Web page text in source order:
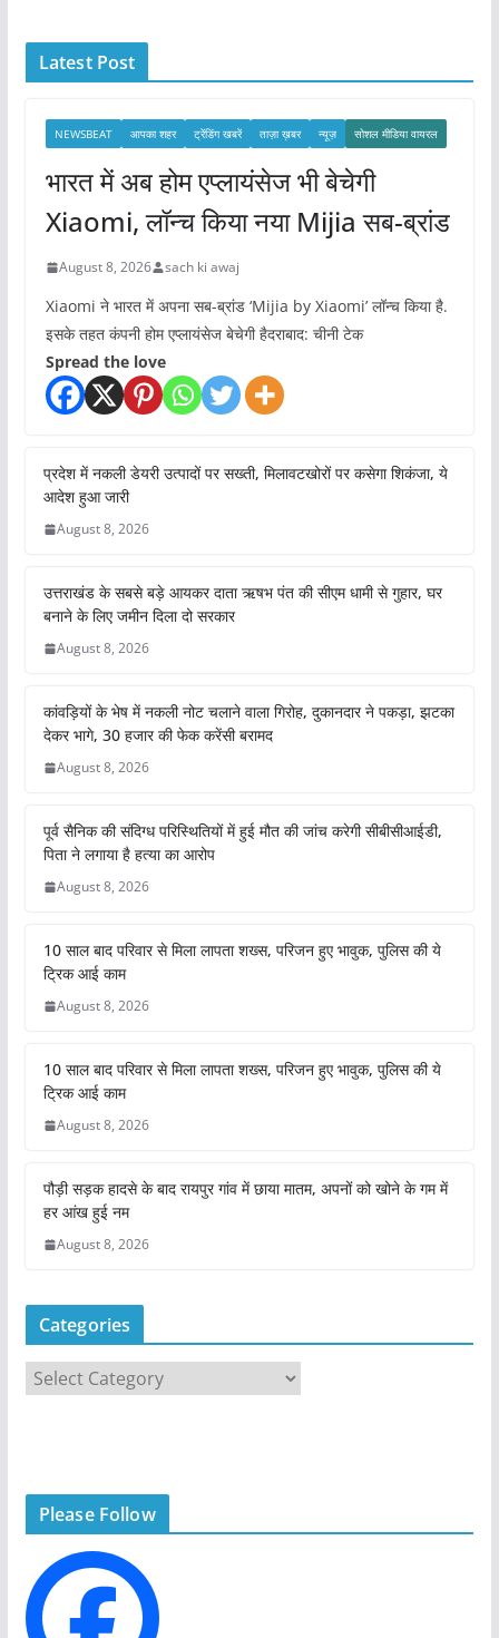
Latest Post
NEWSBEAT आपका शहर ट्रेंडिंग खबरें ताज़ा ख़बर न्यूज़ सोशल मीडिया वायरल
भारत में अब होम एप्लायंसेज भी बेचेगी
Xiaomi, लॉन्च किया नया Mijia सब-ब्रांड
August 8, 2026 sach ki awaj
Xiaomi ने भारत में अपना सब-ब्रांड ‘Mijia by Xiaomi’ लॉन्च किया है.
इसके तहत कंपनी होम एप्लायंसेज बेचेगी हैदराबाद: चीनी टेक
Spread the love
प्रदेश में नकली डेयरी उत्पादों पर सख्ती, मिलावटखोरों पर कसेगा शिकंजा, ये
आदेश हुआ जारी
August 8, 2026
उत्तराखंड के सबसे बड़े आयकर दाता ऋषभ पंत की सीएम धामी से गुहार, घर
बनाने के लिए जमीन दिला दो सरकार
August 8, 2026
कांवड़ियों के भेष में नकली नोट चलाने वाला गिरोह, दुकानदार ने पकड़ा, झटका
देकर भागे, 30 हजार की फेक करेंसी बरामद
August 8, 2026
पूर्व सैनिक की संदिग्ध परिस्थितियों में हुई मौत की जांच करेगी सीबीसीआईडी,
पिता ने लगाया है हत्या का आरोप
August 8, 2026
10 साल बाद परिवार से मिला लापता शख्स, परिजन हुए भावुक, पुलिस की ये
ट्रिक आई काम
August 8, 2026
10 साल बाद परिवार से मिला लापता शख्स, परिजन हुए भावुक, पुलिस की ये
ट्रिक आई काम
August 8, 2026
पौड़ी सड़क हादसे के बाद रायपुर गांव में छाया मातम, अपनों को खोने के गम में
हर आंख हुई नम
August 8, 2026
Categories
e
s
Please Follow